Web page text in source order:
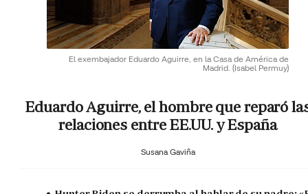
El exembajador Eduardo Aguirre, en la Casa de América de
Madrid. (Isabel Permuy)
Eduardo Aguirre, el hombre que reparó
relaciones entre EE.UU. y España
Susana Gaviña